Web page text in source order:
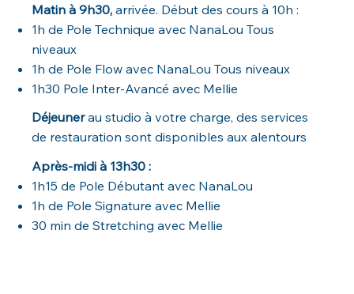
Matin à 9h30,arrivée. Début des cours à 10h :
1h de Pole Technique avec NanaLou Tous
niveaux
1h de Pole Flow avec NanaLou Tous niveaux
1h30 Pole Inter-Avancé avec Mellie
Déjeunerau studio à votre charge, des services
de restauration sont disponibles aux alentours
Après-midi à 13h30 :
1h15 de Pole Débutant avec NanaLou
1h de Pole Signature avec Mellie
30 min de Stretching avec Mellie